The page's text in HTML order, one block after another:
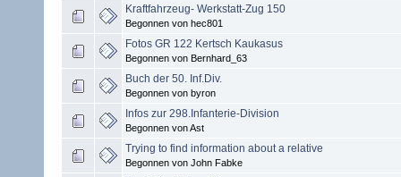
Kraftfahrzeug- Werkstatt-Zug 150
Begonnen von hec801
Fotos GR 122 Kertsch Kaukasus
Begonnen von Bernhard_63
Buch der 50. Inf.Div.
Begonnen von byron
Infos zur 298.Infanterie-Division
Begonnen von Ast
Trying to find information about a relative
Begonnen von John Fabke